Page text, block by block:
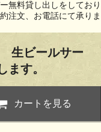
無料貸し出しをしており
注文、お電話にて承りま
生ビールサー
ます。
カートを見る